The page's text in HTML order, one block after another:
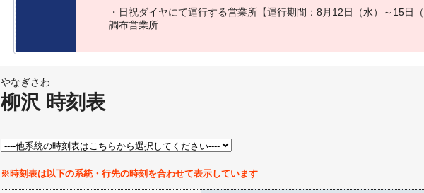
・ 日祝ダイヤにて運行する営業所 【運行期間 ： 8 月 1 2日 （水） ～ 15日 （
調布営業所
やなぎさわ
柳沢 時刻表
※時刻表は以下の系統・行先の時刻を合わせて表示しています